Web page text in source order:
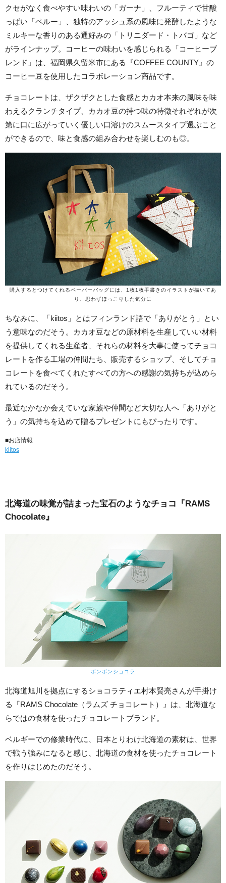
クセがなく食べやすい味わいの「ガーナ」、フルーティで甘酸
っぱい「ペルー」、独特のアッシュ系の風味に発酵したような
ミルキーな香りのある通好みの「トリニダード・トバゴ」など
がラインナップ。コーヒーの味わいを感じられる「コーヒーブ
レンド」は、福岡県久留米市にある『COFFEE COUNTY』の
コーヒー豆を使用したコラボレーション商品です。
チョコレートは、ザクザクとした食感とカカオ本来の風味を味
わえるクランチタイプ、カカオ豆の持つ味の特徴それぞれが次
第に口に広がっていく優しい口溶けのスムースタイプ選ぶこと
ができるので、味と食感の組み合わせを楽しむのも◎。
購入するとつけてくれるペーパーバッグには、1枚1枚手書きのイラストが描いてあ
り、思わずほっこりした気分に
ちなみに、「kiitos」とはフィンランド語で「ありがとう」とい
う意味なのだそう。カカオ豆などの原材料を生産していい材料
を提供してくれる生産者、それらの材料を大事に使ってチョコ
レートを作る工場の仲間たち、販売するショップ、そしてチョ
コレートを食べてくれたすべての方への感謝の気持ちが込めら
れているのだそう。
最近なかなか会えていな家族や仲間など大切な人へ「ありがと
う」の気持ちを込めて贈るプレゼントにもぴったりです。
■お店情報
kiitos
北海道の味覚が詰まった宝石のようなチョコ『RAMS
Chocolate』
ボンボンショコラ
北海道旭川を拠点にするショコラティエ村本賢亮さんが手掛け
る『RAMS Chocolate（ラムズ チョコレート）』は、北海道な
らではの食材を使ったチョコレートブランド。
ベルギーでの修業時代に、日本とりわけ北海道の素材は、世界
で戦う強みになると感じ、北海道の食材を使ったチョコレート
を作りはじめたのだそう。